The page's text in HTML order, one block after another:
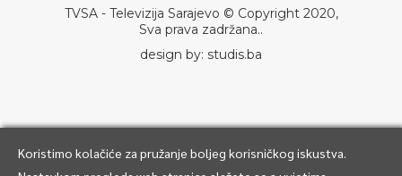
TVSA - Televizija Sarajevo © Copyright 2020,
Sva prava zadržana..
design by: studis.ba
Koristimo kolačiće za pružanje boljeg korisničkog iskustva.